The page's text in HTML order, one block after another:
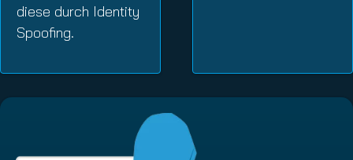
diese durch Identity
Spoofing.